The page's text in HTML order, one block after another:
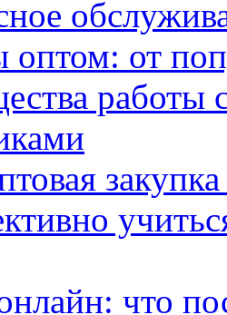
оптом: от
работы
что